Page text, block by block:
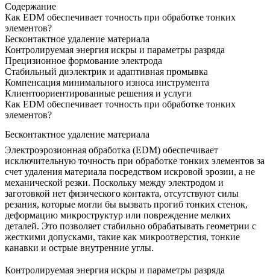
Содержание
Как EDM обеспечивает точность при обработке тонких
элементов?
Бесконтактное удаление материала
Контролируемая энергия искры и параметры разряда
Прецизионное формование электрода
Стабильный диэлектрик и адаптивная промывка
Компенсация минимального износа инструмента
Клиентоориентированные решения и услуги
Как EDM обеспечивает точность при обработке тонких
элементов?
Бесконтактное удаление материала
Электроэрозионная обработка (EDM) обеспечивает
исключительную точность при обработке тонких элементов за
счет удаления материала посредством искровой эрозии, а не
механической резки. Поскольку между электродом и
заготовкой нет физического контакта, отсутствуют силы
резания, которые могли бы вызвать прогиб тонких стенок,
деформацию микроструктур или повреждение мелких
деталей. Это позволяет стабильно обрабатывать геометрии с
жесткими допусками, такие как микроотверстия, тонкие
канавки и острые внутренние углы.
Контролируемая энергия искры и параметры разряда